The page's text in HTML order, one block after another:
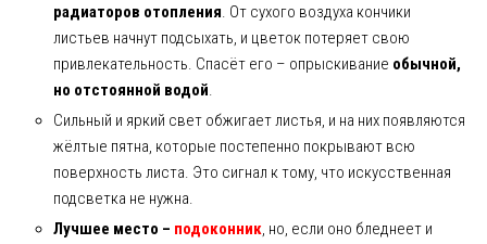
радиаторов отопления. От сухого воздуха кончики
листьев начнут подсыхать, и цветок потеряет свою
привлекательность. Спасёт его – опрыскивание обычной,
но отстоянной водой.
Сильный и яркий свет обжигает листья, и на них появляются
жёлтые пятна, которые постепенно покрывают всю
поверхность листа. Это сигнал к тому, что искусственная
подсветка не нужна.
Лучшее место – подоконник, но, если оно бледнеет и